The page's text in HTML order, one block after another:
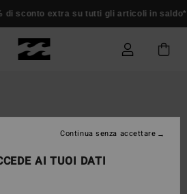
di sconto extra su tutti gli articoli in
AI TUOI DATI
Continua senza accettare